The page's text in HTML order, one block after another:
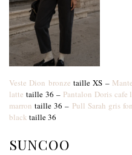
Veste Dion bronze taille XS –
latte taille 36 – Pantalon Doris cafe
marron taille 36 – Pull Sarah gris
black taille 36
SUNCOO